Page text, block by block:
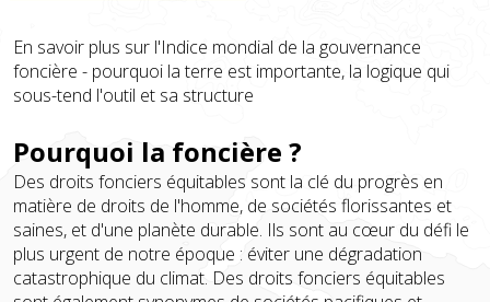
En savoir plus sur l'Indice mondial de la gouvernance
foncière - pourquoi la terre est importante, la logique qui
sous-tend l'outil et sa structure
Pourquoi la foncière ?
Des droits fonciers équitables sont la clé du progrès en
matière de droits de l'homme, de sociétés florissantes et
saines, et d'une planète durable. Ils sont au cœur du défi le
plus urgent de notre époque : éviter une dégradation
catastrophique du climat. Des droits fonciers équitables